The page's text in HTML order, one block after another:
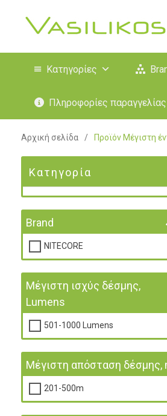
Κατηγορίες
Πληροφορίες παραγγελίας
Αρχική σελίδα / Προϊόν Μέγιστη
Κατηγορία
Brand
NITECORE
Μέγιστη ισχύς δέσμης,
Lumens
501-1000 Lumens
Μέγιστη απόσταση δέσμης,
201-500m